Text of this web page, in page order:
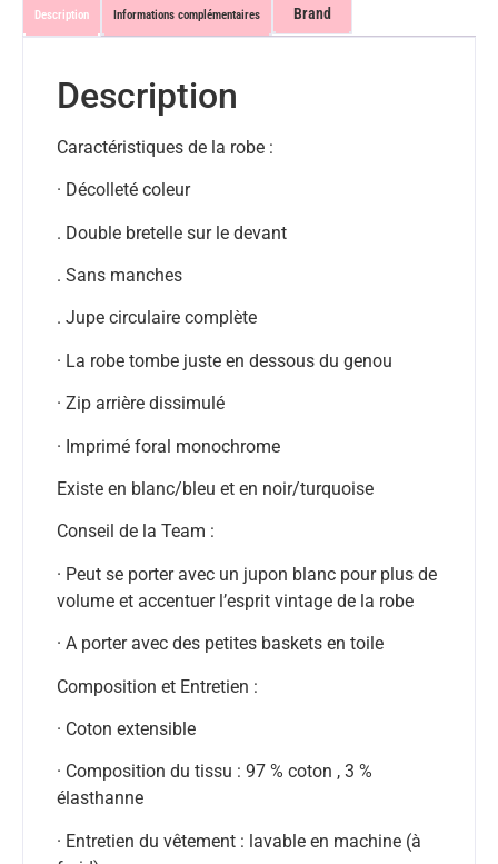
Description Informations complémentaires Brand
Description
Caractéristiques de la robe :
· Décolleté coleur
. Double bretelle sur le devant
. Sans manches
. Jupe circulaire complète
· La robe tombe juste en dessous du genou
· Zip arrière dissimulé
· Imprimé foral monochrome
Existe en blanc/bleu et en noir/turquoise
Conseil de la Team :
· Peut se porter avec un jupon blanc pour plus de
volume et accentuer l’esprit vintage de la robe
· A porter avec des petites baskets en toile
Composition et Entretien :
· Coton extensible
· Composition du tissu : 97 % coton , 3 %
élasthanne
· Entretien du vêtement : lavable en machine (à